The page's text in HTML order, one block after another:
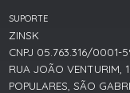
SUPORTE
ZINSK
CNPJ 05.763.316/0001-
RUA JOÃO VENTURIM,
POPULARES, SÃO